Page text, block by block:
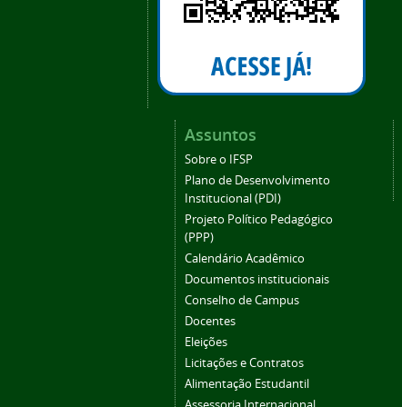
Assuntos
Sobre o IFSP
Plano de Desenvolvimento
Institucional (PDI)
Projeto Político Pedagógico
(PPP)
Calendário Acadêmico
Documentos institucionais
Conselho de Campus
Docentes
Eleições
Licitações e Contratos
Alimentação Estudantil